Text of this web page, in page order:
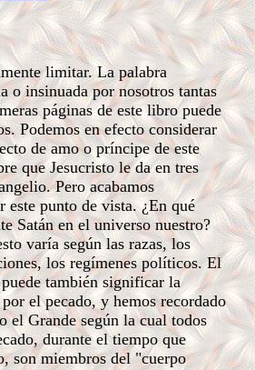
limitar. La palabra
o insinuada por nosotros tantas
páginas de este libro puede
Podemos en efecto considerar
de amo o príncipe de este
que Jesucristo le da en tres
Pero acabamos
este punto de vista. ¿En qué
Satán en el universo nuestro?
varía según las razas, los
los regímenes políticos. El
también significar la
el pecado, y hemos recordado
el Grande según la cual todos
durante el tiempo que
son miembros del "cuerpo